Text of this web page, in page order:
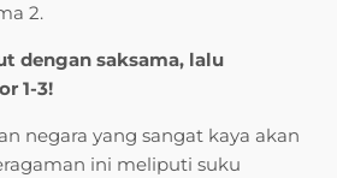
2.
dengan saksama, lalu
1-3!
negara yang sangat kaya akan
ini meliputi suku